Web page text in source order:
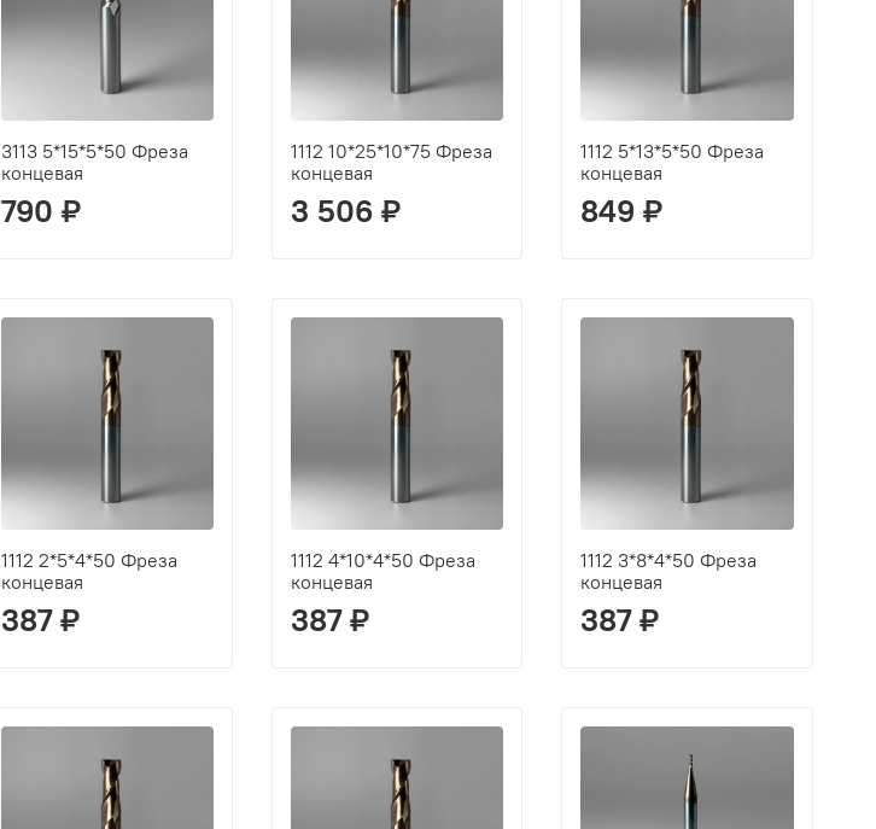
3113 5*15*5*50 Фреза
концевая
790 ₽
1112 10*25*10*75 Фреза
концевая
3 506 ₽
1112 5*13*5*50 Фреза
концевая
849 ₽
1112 2*5*4*50 Фреза
концевая
387 ₽
1112 4*10*4*50 Фреза
концевая
387 ₽
1112 3*8*4*50 Фреза
концевая
387 ₽